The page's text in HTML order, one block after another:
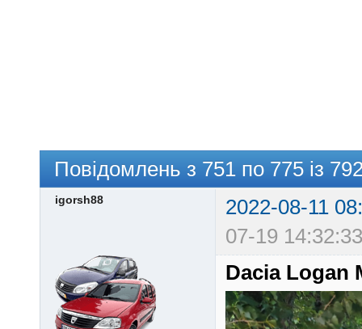
Повідомлень з 751 по 775 із
igorsh88
2022-08-11
07-19
Dacia Logan